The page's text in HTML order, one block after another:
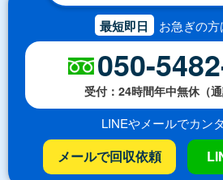
最短即日 お急ぎの方
050-
受付：24時間年中無休（通
LINEやメールでカン
メールで回収依頼